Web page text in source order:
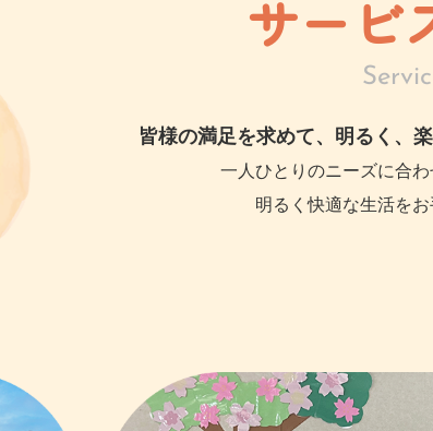
サービ
皆様の満足を求めて、 明るく、
一人ひとりのニーズに合わ
明るく快適な生活をお